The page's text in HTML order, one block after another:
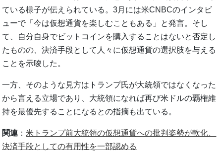
ている様子が伝えられている。3月には米CNBCのインタビ
ューで「今は仮想通貨を楽しむこともある」と発言。そし
て、自分自身でビットコインを購入することはないと否定し
たものの、決済手段として人々に仮想通貨の選択肢を与える
ことを示唆した。
一方、そのような見方はトランプ氏が大統領ではなくなった
から言える立場であり、大統領になれば再び米ドルの覇権維
持を最優先することになるとの指摘も出ている。
関連 ：米トランプ前大統領の仮想通貨への批判姿勢が軟化、
決済手段としての有用性を一部認める